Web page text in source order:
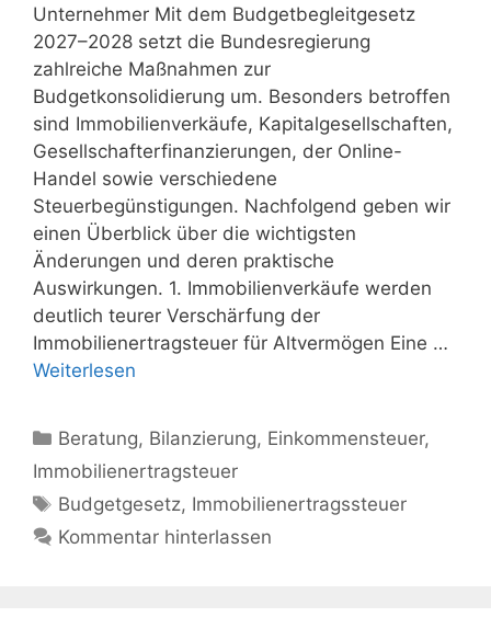
Unternehmer Mit dem Budgetbegleitgesetz
2027–2028 setzt die Bundesregierung
zahlreiche Maßnahmen zur
Budgetkonsolidierung um. Besonders betroffen
sind Immobilienverkäufe, Kapitalgesellschaften,
Gesellschafterfinanzierungen, der Online-
Handel sowie verschiedene
Steuerbegünstigungen. Nachfolgend geben wir
einen Überblick über die wichtigsten
Änderungen und deren praktische
Auswirkungen. 1. Immobilienverkäufe werden
deutlich teurer Verschärfung der
Immobilienertragsteuer für Altvermögen Eine …
Weiterlesen
Kategorien
Beratung, Bilanzierung, Einkommensteuer,
Immobilienertragsteuer
Schlagwörter
Budgetgesetz, Immobilienertragssteuer
Kommentar hinterlassen